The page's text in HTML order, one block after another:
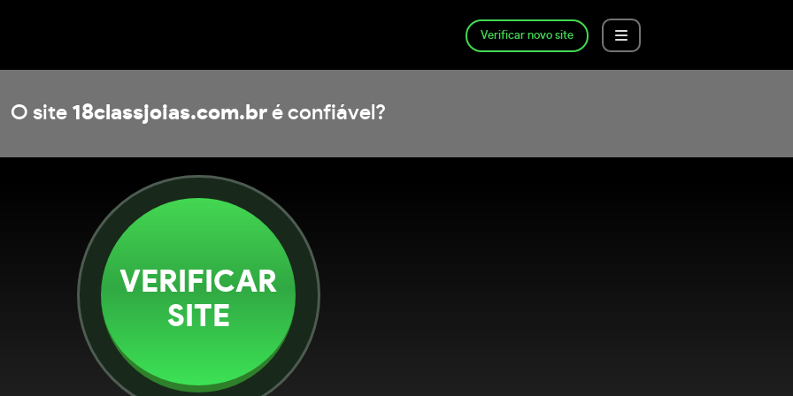
Verificar novo site
O site 18classjoias.com.br é confiável?
VERIFICAR
SITE